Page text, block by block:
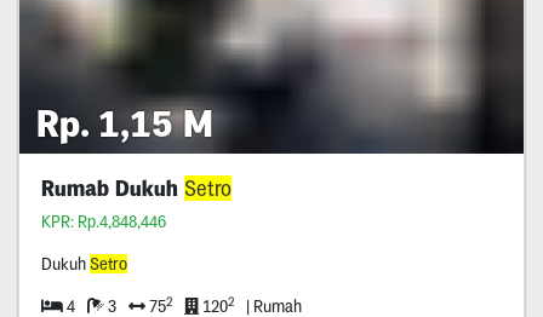
Rp. 1,15 M
Rumab Dukuh Setro
KPR: Rp.4,848,446
DukuhSetro
4 3 752 1202 | Rumah